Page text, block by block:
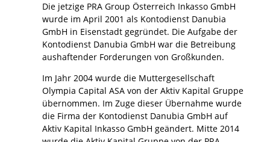
Die jetzige PRA Group Österreich Inkasso GmbH
wurde im April 2001 als Kontodienst Danubia
GmbH in Eisenstadt gegründet. Die Aufgabe der
Kontodienst Danubia GmbH war die Betreibung
aushaftender Forderungen von Großkunden.
Im Jahr 2004 wurde die Muttergesellschaft
Olympia Capital ASA von der Aktiv Kapital Gruppe
übernommen. Im Zuge dieser Übernahme wurde
die Firma der Kontodienst Danubia GmbH auf
Aktiv Kapital Inkasso GmbH geändert. Mitte 2014